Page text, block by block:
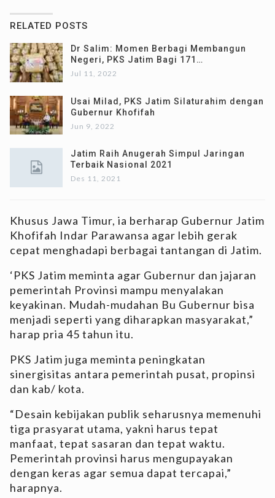
RELATED POSTS
Dr Salim: Momen Berbagi Membangun
Negeri, PKS Jatim Bagi 171…
Jul 11, 2022
Usai Milad, PKS Jatim Silaturahim dengan
Gubernur Khofifah
Jun 9, 2022
Jatim Raih Anugerah Simpul Jaringan
Terbaik Nasional 2021
Des 11, 2021
Khusus Jawa Timur, ia berharap Gubernur Jatim
Khofifah Indar Parawansa agar lebih gerak
cepat menghadapi berbagai tantangan di Jatim.
‘PKS Jatim meminta agar Gubernur dan jajaran
pemerintah Provinsi mampu menyalakan
keyakinan. Mudah-mudahan Bu Gubernur bisa
menjadi seperti yang diharapkan masyarakat,”
harap pria 45 tahun itu.
PKS Jatim juga meminta peningkatan
sinergisitas antara pemerintah pusat, propinsi
dan kab/ kota.
“Desain kebijakan publik seharusnya memenuhi
tiga prasyarat utama, yakni harus tepat
manfaat, tepat sasaran dan tepat waktu.
Pemerintah provinsi harus mengupayakan
dengan keras agar semua dapat tercapai,”
harapnya.